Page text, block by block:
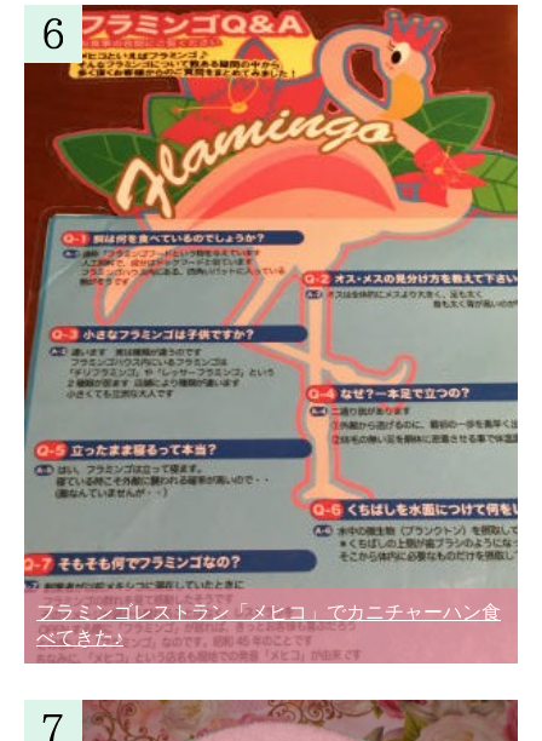
フラミンゴレストラン「メヒコ」でカニチャーハン食
べてきた♪